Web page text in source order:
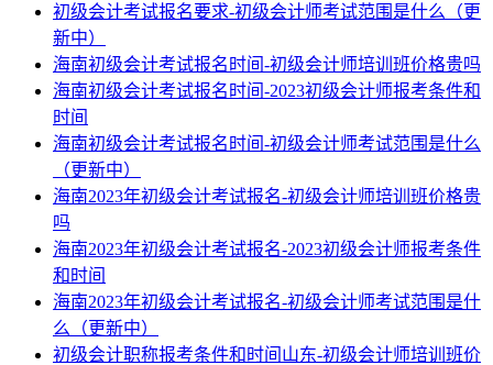
初级会计考试报名要求-初级会计师考试范围是什么（更
新中）
海南初级会计考试报名时间-初级会计师培训班价格贵吗
海南初级会计考试报名时间-2023初级会计师报考条件和
时间
海南初级会计考试报名时间-初级会计师考试范围是什么
（更新中）
海南2023年初级会计考试报名-初级会计师培训班价格贵
吗
海南2023年初级会计考试报名-2023初级会计师报考条件
和时间
海南2023年初级会计考试报名-初级会计师考试范围是什
么（更新中）
初级会计职称报考条件和时间山东-初级会计师培训班价